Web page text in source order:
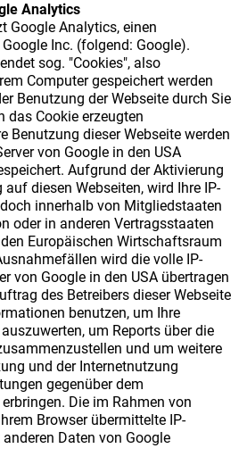
Analytics
Google Analytics, einen
Inc. (folgend: Google).
sog. "Cookies", also
Computer gespeichert werden
Benutzung der Webseite durch Sie
das Cookie erzeugten
Benutzung dieser Webseite werden
von Google in den USA
Aufgrund der Aktivierung
diesen Webseiten, wird Ihre IP-
innerhalb von Mitgliedstaaten
oder in anderen Vertragsstaaten
Europäischen Wirtschaftsraum
wird die volle IP-
von Google in den USA übertragen
des Betreibers dieser Webseite
benutzen, um Ihre
um Reports über die
und um weitere
und der Internetnutzung
gegenüber dem
Die im Rahmen von
Browser übermittelte IP-
Daten von Google